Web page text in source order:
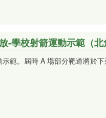
-學校射箭運動示範（
範。屆時 A 場部分靶道將於